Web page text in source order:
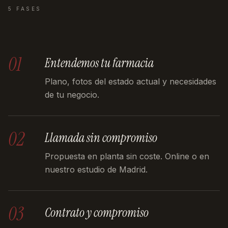
5 FASES
01 Entendemos tu farmacia
Plano, fotos del estado actual y necesidades
de tu negocio.
02 Llamada sin compromiso
Propuesta en planta sin coste. Online o en
nuestro estudio de Madrid.
03 Contrato y compromiso